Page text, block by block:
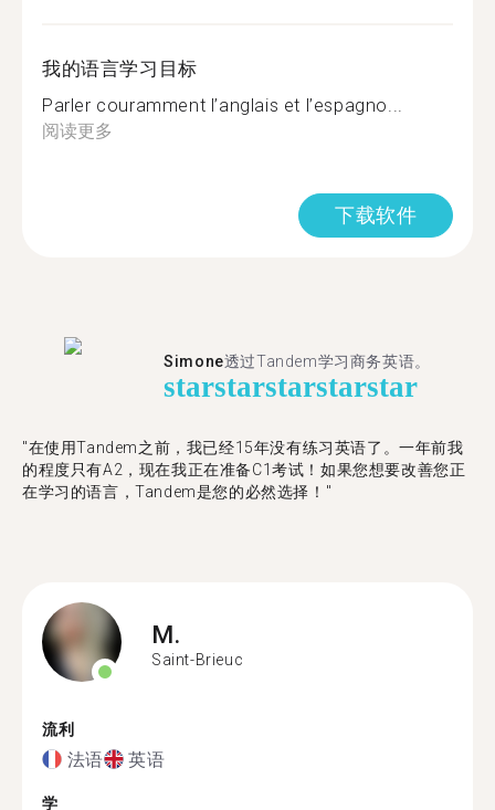
我的语言学习目标
Parler couramment l’anglais et l’espagno...
阅读更多
下载软件
Simone透过Tandem学习商务英语。
starstarstarstarstar
"在使用Tandem之前，我已经15年没有练习英语了。一年前我
的程度只有A2，现在我正在准备C1考试！如果您想要改善您正
在学习的语言，Tandem是您的必然选择！"
M.
Saint-Brieuc
流利
法语 英语
学